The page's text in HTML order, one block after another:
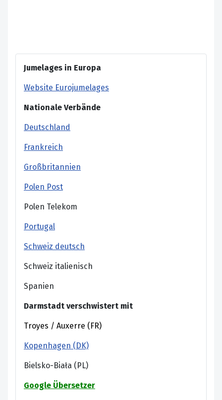
Jumelages in Europa
Website Eurojumelages
Nationale Verbände
Deutschland
Frankreich
Großbritannien
Polen Post
Polen Telekom
Portugal
Schweiz deutsch
Schweiz italienisch
Spanien
Darmstadt verschwistert mit
Troyes / Auxerre (FR)
Kopenhagen (DK)
Bielsko-Biała (PL)
Google Übersetzer